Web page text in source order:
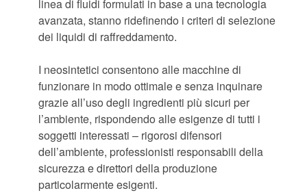
linea di fluidi formulati in base a una tecnologia
avanzata, stanno ridefinendo i criteri di selezione
dei liquidi di raffreddamento.
I neosintetici consentono alle macchine di
funzionare in modo ottimale e senza inquinare
grazie all’uso degli ingredienti più sicuri per
l’ambiente, rispondendo alle esigenze di tutti i
soggetti interessati – rigorosi difensori
dell’ambiente, professionisti responsabili della
sicurezza e direttori della produzione
particolarmente esigenti.